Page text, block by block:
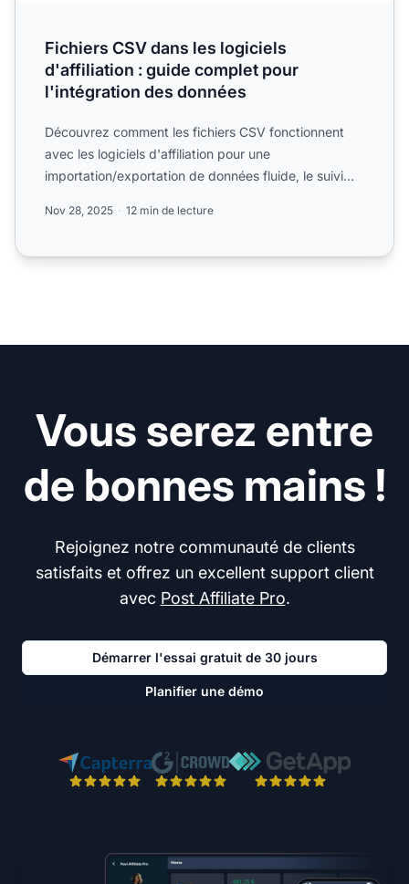
Fichiers CSV dans les logiciels
d'affiliation : guide complet pour
l'intégration des données
Découvrez comment les fichiers CSV fonctionnent
avec les logiciels d'affiliation pour une
importation/exportation de données fluide, le suivi
Nov 28, 2025 12 min de lecture
Vous serez entre
de bonnes mains !
Rejoignez notre communauté de clients
satisfaits et offrez un excellent support client
avec Post Affiliate Pro.
Démarrer l'essai gratuit de 30 jours
Planifier une démo